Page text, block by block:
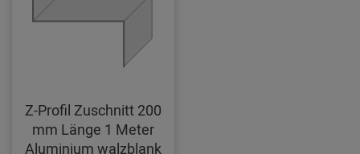
Z-Profil Zuschnitt 200
mm Länge 1 Meter
Aluminium walzblank